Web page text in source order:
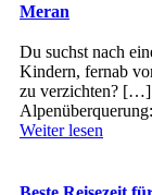
Meran
Du suchst nach
Kindern, fernab
zu verzichten? […]
Weiter lesen